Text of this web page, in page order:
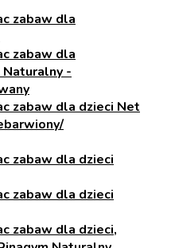
zabaw dla
zabaw dla
Naturalny -
zabaw dla dzieci Net
zabaw dla dzieci
zabaw dla dzieci
zabaw dla dzieci,